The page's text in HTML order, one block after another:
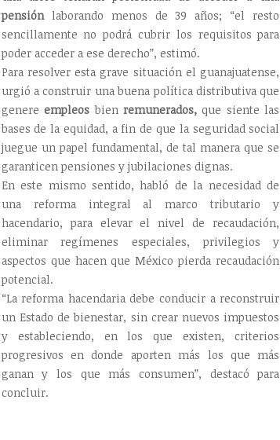
pensiónlaborando menos de 39 años; “el resto
sencillamente no podrá cubrir los requisitos para
poder acceder a ese derecho”, estimó.
Para resolver esta grave situación el guanajuatense,
urgió a construir una buena política distributiva que
genereempleos bien remunerados, que siente las
bases de la equidad, a fin de que la seguridad social
juegue un papel fundamental, de tal manera que se
garanticen pensiones y jubilaciones dignas.
En este mismo sentido, habló de la necesidad de
una reforma integral al marco tributario y
hacendario, para elevar el nivel de recaudación,
eliminar regímenes especiales, privilegios y
aspectos que hacen que México pierda recaudación
potencial.
“La reforma hacendaria debe conducir a reconstruir
un Estado de bienestar, sin crear nuevos impuestos
y estableciendo, en los que existen, criterios
progresivos en donde aporten más los que más
ganan y los que más consumen”, destacó para
concluir.